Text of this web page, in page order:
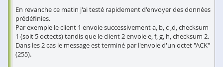
En revanche ce matin j'ai testé rapidement d'envoyer des données
prédéfinies.
Par exemple le client 1 envoie successivement a, b, c ,d, checksum
1 (soit 5 octects) tandis que le client 2 envoie e, f, g, h, checksum 2.
Dans les 2 cas le message est terminé par l'envoie d'un octet "ACK"
(255).